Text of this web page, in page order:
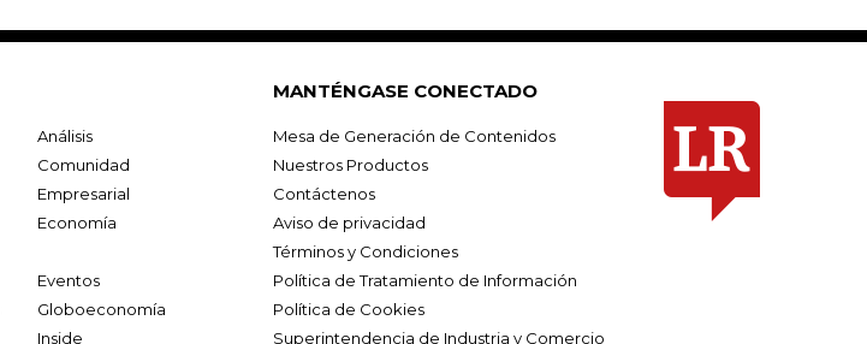
Análisis
Comunidad
Empresarial
Economía
Eventos
Globoeconomía
Inside
MANTÉNGASE CONECTADO
Mesa de Generación de Contenidos
Nuestros Productos
Contáctenos
Aviso de privacidad
Términos y Condiciones
Política de Tratamiento de Información
Política de Cookies
Superintendencia de Industria y Comercio